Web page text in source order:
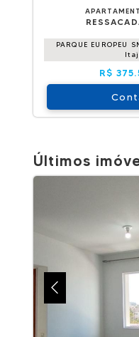
PARQUE EUROPEU
R$
Últimos